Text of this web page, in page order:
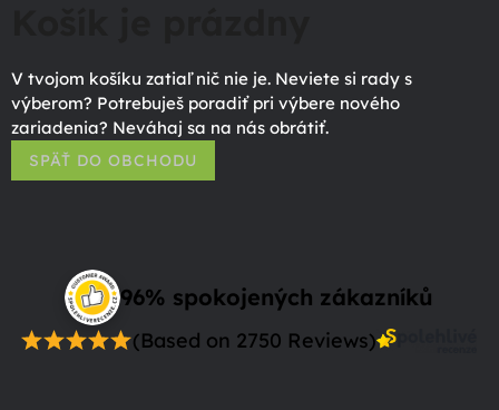
V tvojom košíku zatiaľ nič nie je. Neviete si rady s
výberom? Potrebuješ poradiť pri výbere nového
zariadenia? Neváhaj sa na nás obrátiť.
SPÄŤ DO OBCHODU
96% spokojených zákazníků
(Based on 2750 Reviews)